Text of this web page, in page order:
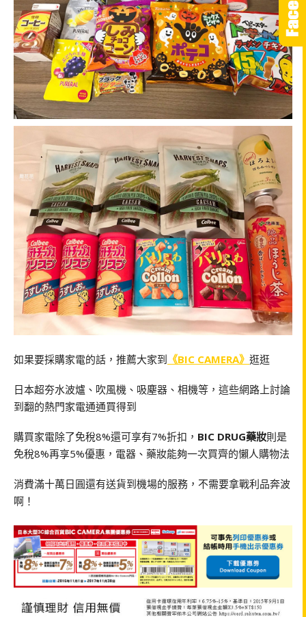
如果要採購家電的話，推薦大家到 《BIC CAMERA》 逛逛
日本超夯水波爐、吹風機、吸塵器、相機等，這些網路上討論
到翻的熱門家電通通買得到
購買家電除了免稅8%還可享有7%折扣， BIC DRUG藥妝則是
免稅8%再享5%優惠，電器、藥妝能夠一次買齊的懶人購物法
消費滿十萬日圓還有送貨到機場的服務，不需要拿戰利品奔波
啊！